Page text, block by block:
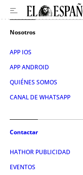
Nosotros
APP IOS
APP ANDROID
QUIÉNES SOMOS
CANAL DE WHATSAPP
Contactar
HATHOR PUBLICIDAD
EVENTOS